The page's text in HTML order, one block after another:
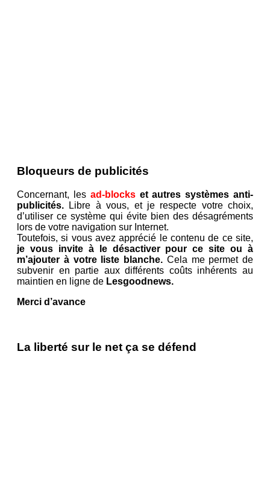
Bloqueurs de publicités
Concernant, les ad-blockset autres systèmes anti-
publicités. Libre à vous, et je respecte votre choix,
d’utiliser ce système qui évite bien des désagréments
lors de votre navigation sur Internet.
Toutefois, si vous avez apprécié le contenu de ce site,
je vous invite à le désactiver pour ce site ou à
m’ajouter à votre liste blanche. Cela me permet de
subvenir en partie aux différents coûts inhérents au
maintien en ligne de Lesgoodnews.
Merci d’avance
La liberté sur le net ça se défend